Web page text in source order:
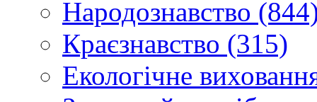
Народознавство
Краєзнавство (315)
Екологічне